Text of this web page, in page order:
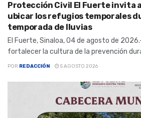
Protección Civil El Fuerte invita
ubicar los refugios temporales
temporada de lluvias
El Fuerte, Sinaloa, 04 de agosto de
fortalecer la cultura de la prevención
POR REDACCIÓN 5 AGOSTO 2026